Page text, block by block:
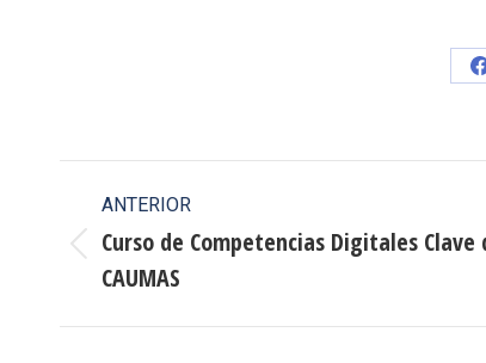
Navegación
entre
publicaciones
ANTERIOR
Publicación
anterior:
Curso de Competencias Digitales Clave
CAUMAS